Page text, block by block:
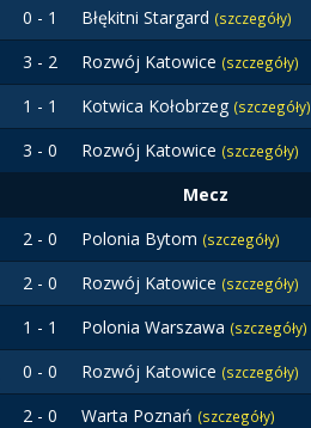
0 - 1 Błękitni Stargard (szczegóły)
3 - 2 Rozwój Katowice (szczegóły)
1 - 1 Kotwica Kołobrzeg (szczegóły)
3 - 0 Rozwój Katowice (szczegóły)
Mecz
2 - 0 Polonia Bytom (szczegóły)
2 - 0 Rozwój Katowice (szczegóły)
1 - 1 Polonia Warszawa (szczegóły)
0 - 0 Rozwój Katowice (szczegóły)
2 - 0 Warta Poznań (szczegóły)